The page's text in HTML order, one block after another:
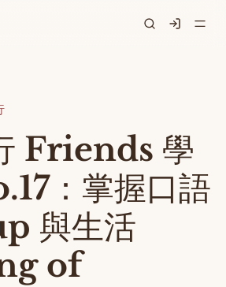
Friends 學
：掌握口語
與生活
of